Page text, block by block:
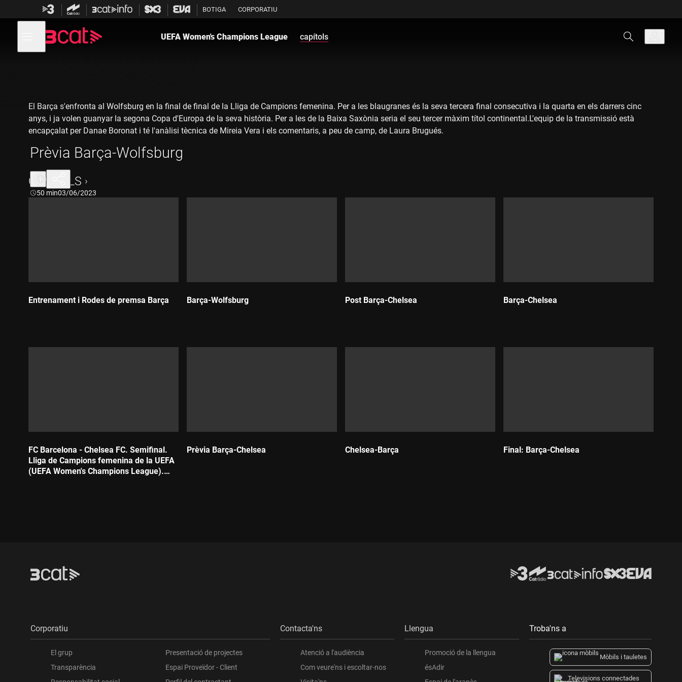
contingut
BOTIGA CORPORATIU
menú
de
UEFA Women's Champions League capítols
Prèvia Barça-Wolfsburg
Durada:
50 min03/06/2023
El Barça s'enfronta al Wolfsburg en la final de final de la Lliga de Campions femenina. Per a les blaugranes és la seva tercera final consecutiva i la quarta en els darrers cinc
anys, i ja volen guanyar la segona Copa d'Europa de la seva història. Per a les de la Baixa Saxònia seria el seu tercer màxim títol continental.L'equip de la transmissió està
encapçalat per Danae Boronat i té l'anàlisi tècnica de Mireia Vera i els comentaris, a peu de camp, de Laura Brugués.
CAPÍTOLS
Entrenament i Rodes de premsa Barça Barça-Wolfsburg Post Barça-Chelsea Barça-Chelsea
FC Barcelona - Chelsea FC. Semifinal.
Lliga de Campions femenina de la UEFA
(UEFA Women's Champions League).
Prèvia Barça-Chelsea Chelsea-Barça Final: Barça-Chelsea
Corporatiu
El grup
Transparència
Presentació de projectes
Espai Proveïdor - Client
Contacta'ns
Atenció a l'audiència
Com veure'ns i escoltar-nos
Llengua
Promoció de la llengua
ésAdir
Troba'ns a
Mòbils i tauletes
Televisions connectades